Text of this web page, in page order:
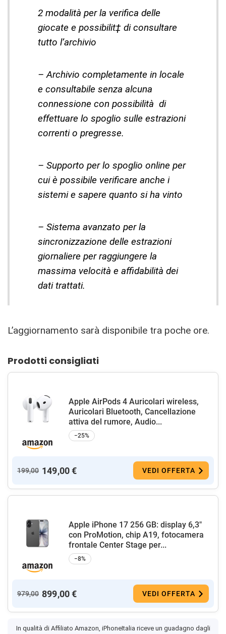
2 modalità per la verifica delle
giocate e possibilit‡ di consultare
tutto l’archivio
– Archivio completamente in locale
e consultabile senza alcuna
connessione con possibilità di
effettuare lo spoglio sulle estrazioni
correnti o pregresse.
– Supporto per lo spoglio online per
cui è possibile verificare anche i
sistemi e sapere quanto si ha vinto
– Sistema avanzato per la
sincronizzazione delle estrazioni
giornaliere per raggiungere la
massima velocità e affidabilità dei
dati trattati.
L’aggiornamento sarà disponibile tra poche ore.
Prodotti consigliati
Apple AirPods 4 Auricolari wireless,
Auricolari Bluetooth, Cancellazione
attiva del rumore, Audio...
−25%
199,00 149,00 € VEDI OFFERTA
Apple iPhone 17 256 GB: display 6,3"
con ProMotion, chip A19, fotocamera
frontale Center Stage per...
−8%
979,00 899,00 € VEDI OFFERTA
In qualità di Affiliato Amazon, iPhoneItalia riceve un guadagno dagli